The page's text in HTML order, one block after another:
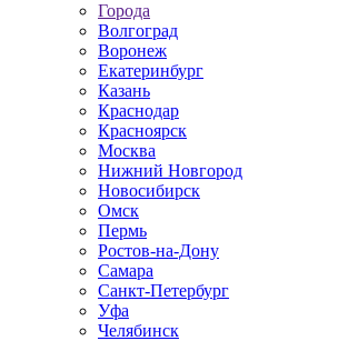
Города
Волгоград
Воронеж
Екатеринбург
Казань
Краснодар
Красноярск
Москва
Нижний Новгород
Новосибирск
Омск
Пермь
Ростов-на-Дону
Самара
Санкт-Петербург
Уфа
Челябинск